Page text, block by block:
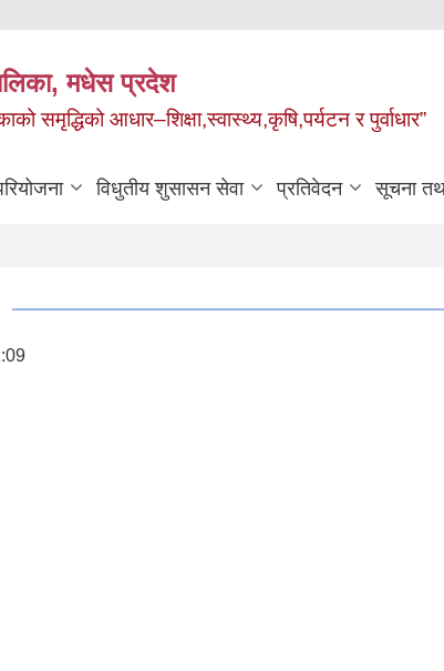
मधेस प्रदेश
समृद्धिको आधार–शिक्षा,स्वास्थ्य,कृषि,पर्यटन र पुर्वाधार”
विधुतीय शुसासन सेवा प्रतिवेदन सूचना